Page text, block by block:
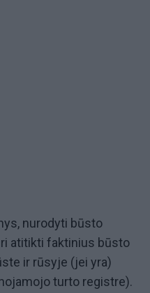
nurodyti būsto
atitikti faktinius būsto
ir rūsyje (jei yra)
turto registre).